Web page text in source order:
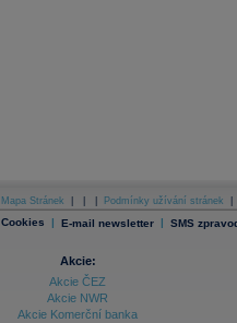
Mapa Stránek Podmínky užívání stránek
Cookies | E-mail newsletter | SMS
Akcie:
Akcie ČEZ
Akcie NWR
Akcie Komerční banka